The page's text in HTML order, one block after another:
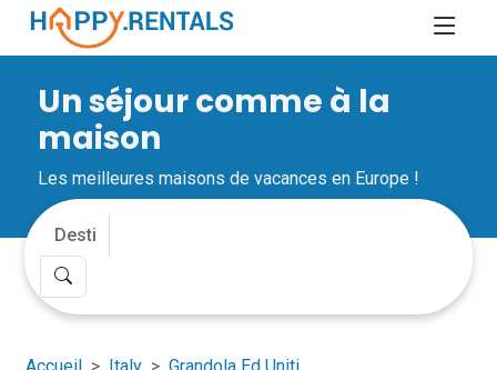
Un séjour comme à la
maison
Les meilleures maisons de vacances en Europe !